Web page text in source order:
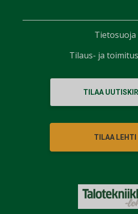
TILAA
TILAA LEHTI
Tietosuoja
Tilaus- ja